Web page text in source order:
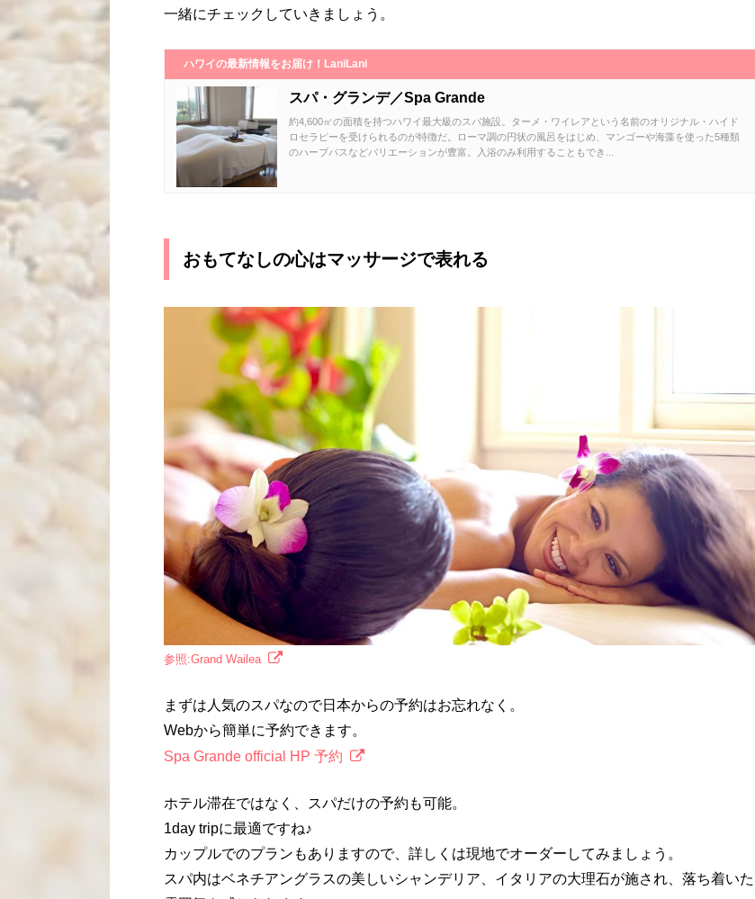
一緒にチェックしていきましょう。
ハワイの最新情報をお届け！LaniLani
スパ・グランデ／Spa Grande
約4,600㎡の面積を持つハワイ最大級のスパ施設。ターメ・ワイレアという名前のオリジナル・ハイド
ロセラピーを受けられるのが特徴だ。ローマ調の円状の風呂をはじめ、マンゴーや海藻を使った5種類
のハーブバスなどバリエーションが豊富。入浴のみ利用することもでき...
おもてなしの心はマッサージで表れる
参照:Grand Wailea
まずは人気のスパなので日本からの予約はお忘れなく。
Webから簡単に予約できます。
Spa Grande official HP 予約
ホテル滞在ではなく、スパだけの予約も可能。
1day tripに最適ですね♪
カップルでのプランもありますので、詳しくは現地でオーダーしてみましょう。
スパ内はベネチアングラスの美しいシャンデリア、イタリアの大理石が施され、落ち着いた